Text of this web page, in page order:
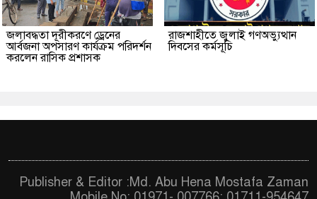
জলাবদ্ধতা দূরীকরণে ড্রেনের
আর্বজনা অপসারণ কার্যক্রম পরিদর্শন
করলেন রাসিক প্রশাসক
রাজশাহীতে জুলাই গণঅভ্যুত্থান
দিবসের কর্মসূচি
Publisher & Editor :Md. Abu Hena Mostafa Zaman